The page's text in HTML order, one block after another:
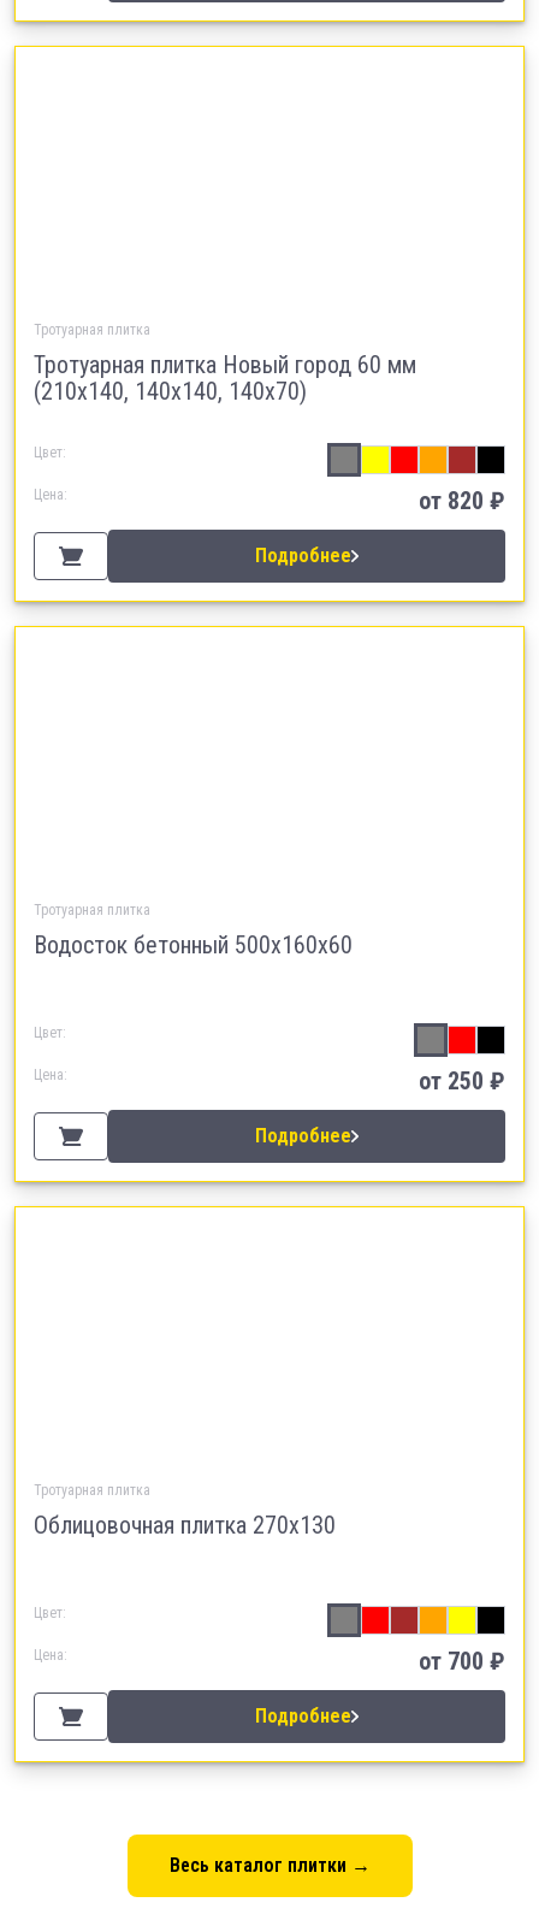
Тротуарная плитка
Тротуарная плитка Новый город 60 мм
(210х140, 140х140, 140х70)
Цвет:
Цена: от 820 ₽
Подробнее
Тротуарная плитка
Водосток бетонный 500х160х60
Цвет:
Цена: от 250 ₽
Подробнее
Тротуарная плитка
Облицовочная плитка 270х130
Цвет:
Цена: от 700 ₽
Подробнее
Весь каталог плитки →